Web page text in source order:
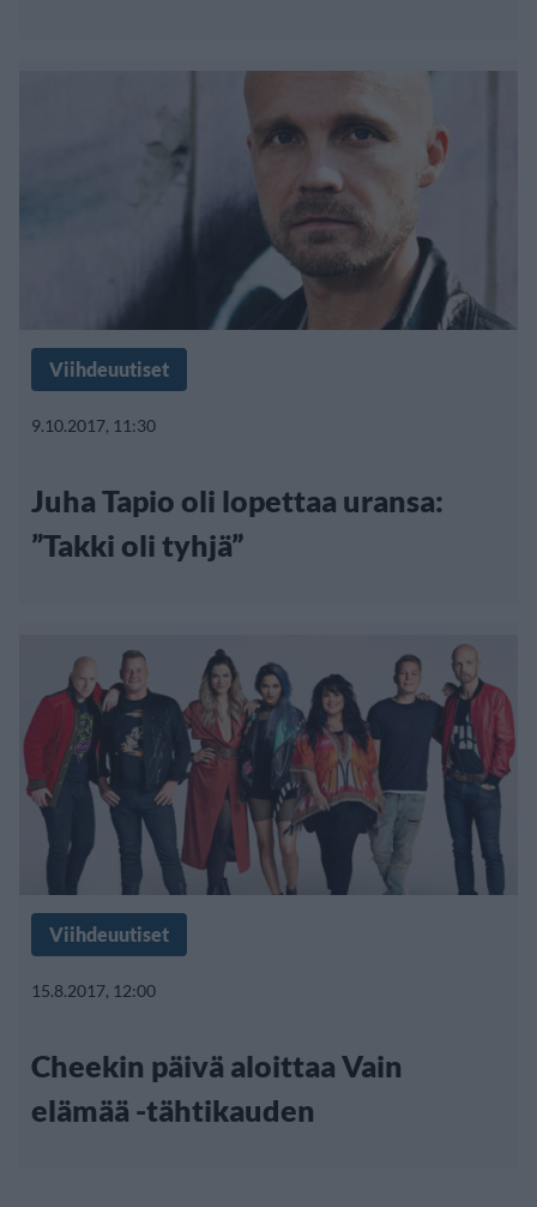
Viihdeuutiset
9.10.2017, 11:30
Juha Tapio oli lopettaa uransa:
”Takki oli tyhjä”
Viihdeuutiset
15.8.2017, 12:00
Cheekin päivä aloittaa Vain
elämää -tähtikauden